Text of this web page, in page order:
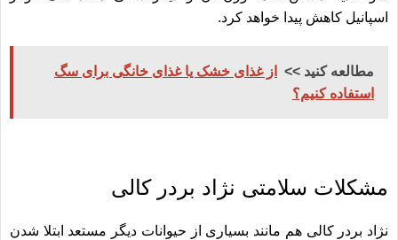
اسپانیل کاهش پیدا خواهد کرد.
مطالعه کنید >>
از غذای خشک یا غذای خانگی برای سگ
استفاده کنیم؟
مشکلات سلامتی نژاد بردر کالی
نژاد بردر کالی هم مانند بسیاری از حیوانات دیگر مستعد ابتلا شدن